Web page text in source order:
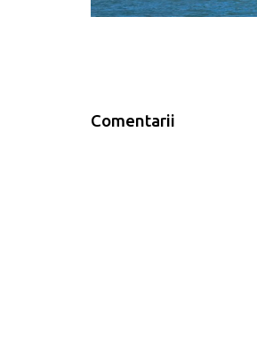
Comentarii